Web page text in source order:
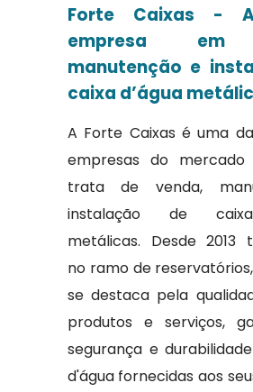
Forte Caixas -
empresa em
manutenção e
caixa d’água
A Forte Caixas é uma
empresas do mercado
trata de venda,
instalação de
metálicas. Desde 2013
no ramo de
se destaca pela
produtos e serviços,
segurança e
d'água fornecidas aos